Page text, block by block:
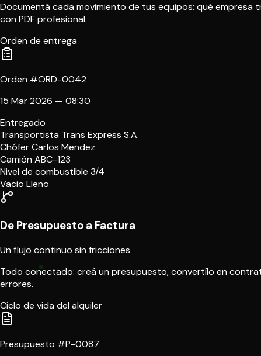
Documentá cada movimiento de tus equipos: qué empresa
con PDF profesional.
Orden de entrega
Orden #ORD-0042
15 Mar 2026 — 08:30
Entregado
Transportista Trans Express S.A.
ChóferCarlos Mendez
Camión ABC-123
Nivel de combustible 3/4
Vacio Lleno
De Presupuesto a Factura
Un flujo continuo sin fricciones
Todo conectado: creá un presupuesto, convertílo en
errores.
Ciclo de vida del alquiler
Presupuesto #P-0087